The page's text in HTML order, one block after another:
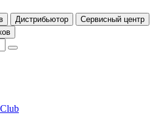
Дистрибьютор
Сервисный центр